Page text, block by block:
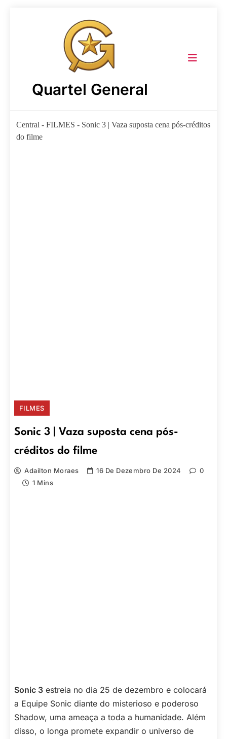
Quartel General
Central - FILMES - Sonic 3 | Vaza suposta cena pós-créditos
do filme
FILMES
Sonic 3 | Vaza suposta cena pós-
créditos do filme
Adailton Moraes 16 De Dezembro De 2024
0
1 Mins
Sonic 3 estreia no dia 25 de dezembro e colocará
a Equipe Sonic diante do misterioso e poderoso
Shadow, uma ameaça a toda a humanidade. Além
disso, o longa promete expandir o universo de